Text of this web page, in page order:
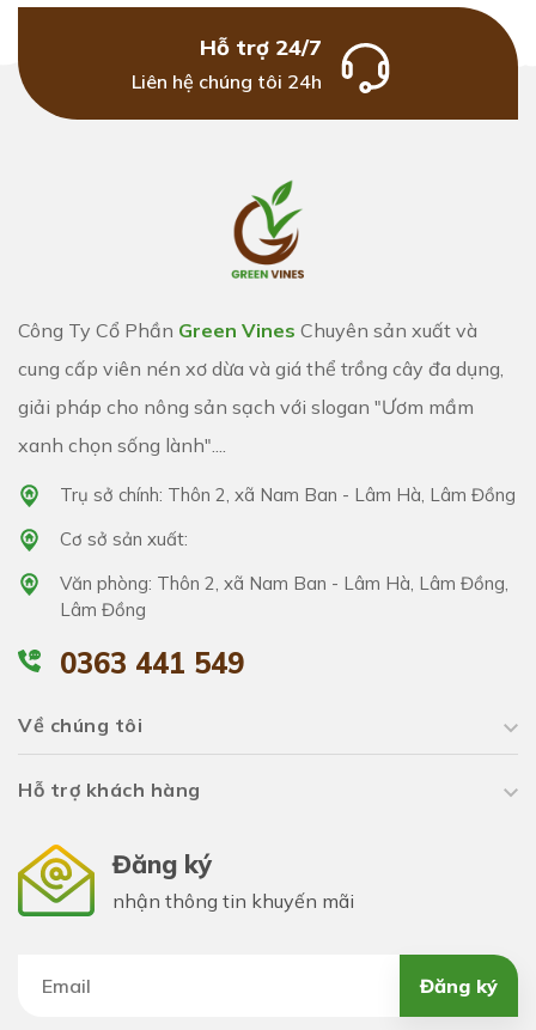
Hỗ trợ 24/7
Liên hệ chúng tôi 24h
Công Ty Cổ Phần Green Vines Chuyên sản xuất và
cung cấp viên nén xơ dừa và giá thể trồng cây đa dụng,
giải pháp cho nông sản sạch với slogan "Ươm mầm
xanh chọn sống lành"....
Trụ sở chính: Thôn 2, xã Nam Ban - Lâm Hà, Lâm Đồng
Cơ sở sản xuất:
Văn phòng: Thôn 2, xã Nam Ban - Lâm Hà, Lâm Đồng,
Lâm Đồng
0363 441 549
Về chúng tôi
Hỗ trợ khách hàng
Đăng ký
nhận thông tin khuyến mãi
Đăng ký